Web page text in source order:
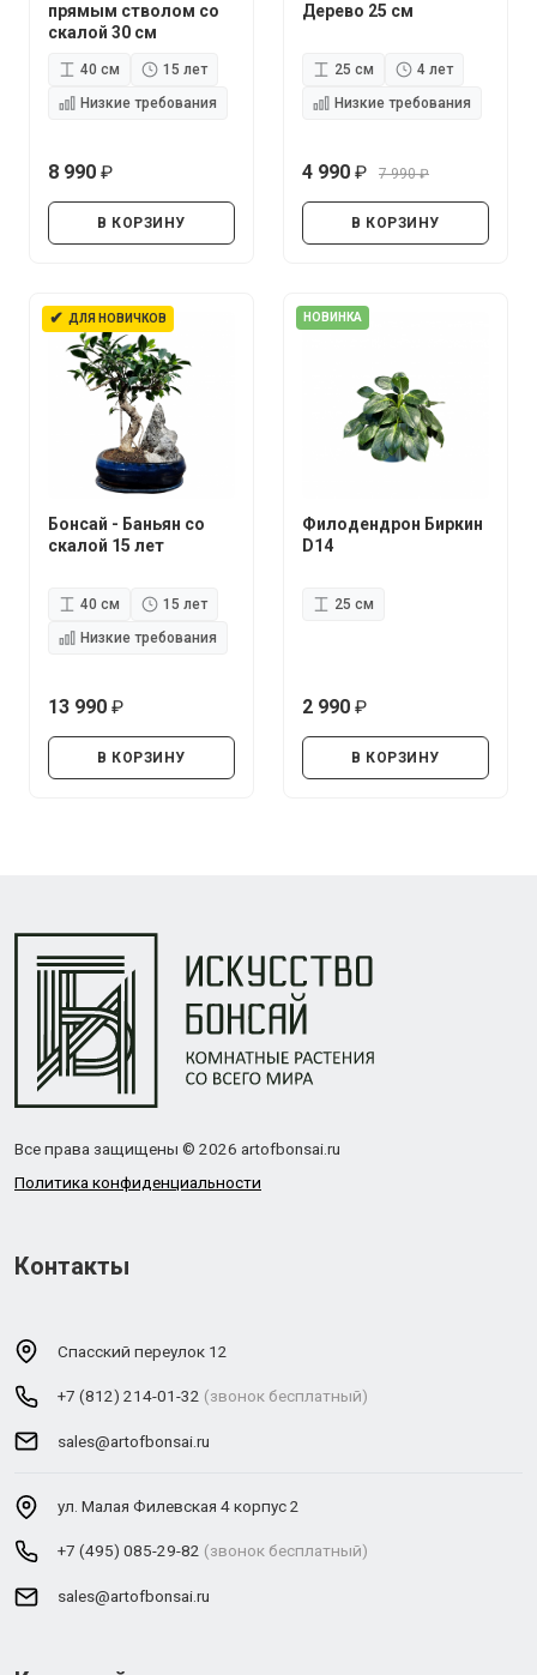
прямым стволом со
скалой 30 см
40 см
15 лет
Низкие требования
8 990
В КОРЗИНУ
Дерево 25 см
25 см
4 лет
Низкие требования
4 990
7 990
В КОРЗИНУ
✔ ДЛЯ НОВИЧКОВ
Бонсай - Баньян со
скалой 15 лет
40 см
15 лет
Низкие требования
13 990
В КОРЗИНУ
НОВИНКА
Филодендрон Биркин
D14
25 см
2 990
В КОРЗИНУ
Все права защищены © 2026 artofbonsai.ru
Политика конфиденциальности
Контакты
Спасский переулок 12
+7 (812) 214-01-32 (звонок бесплатный)
sales@artofbonsai.ru
ул. Малая Филевская 4 корпус 2
+7 (495) 085-29-82 (звонок бесплатный)
sales@artofbonsai.ru